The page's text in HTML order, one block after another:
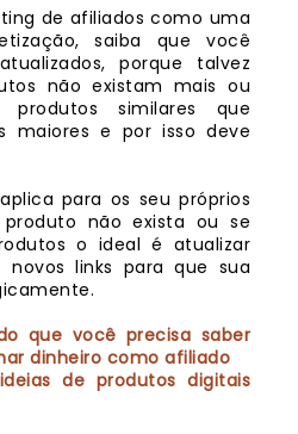
de afiliados como uma
saiba que você
porque talvez
não existam mais ou
similares que
maiores e por isso deve
para os seu próprios
não exista ou se
o ideal é atualizar
novos links para que sua
que você precisa saber
dinheiro como afiliado
de produtos digitais